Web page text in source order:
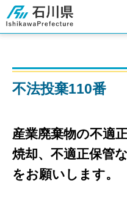
石川県
不法投棄110番
産業廃棄物の不適
焼却、不適正保管な
をお願いします。